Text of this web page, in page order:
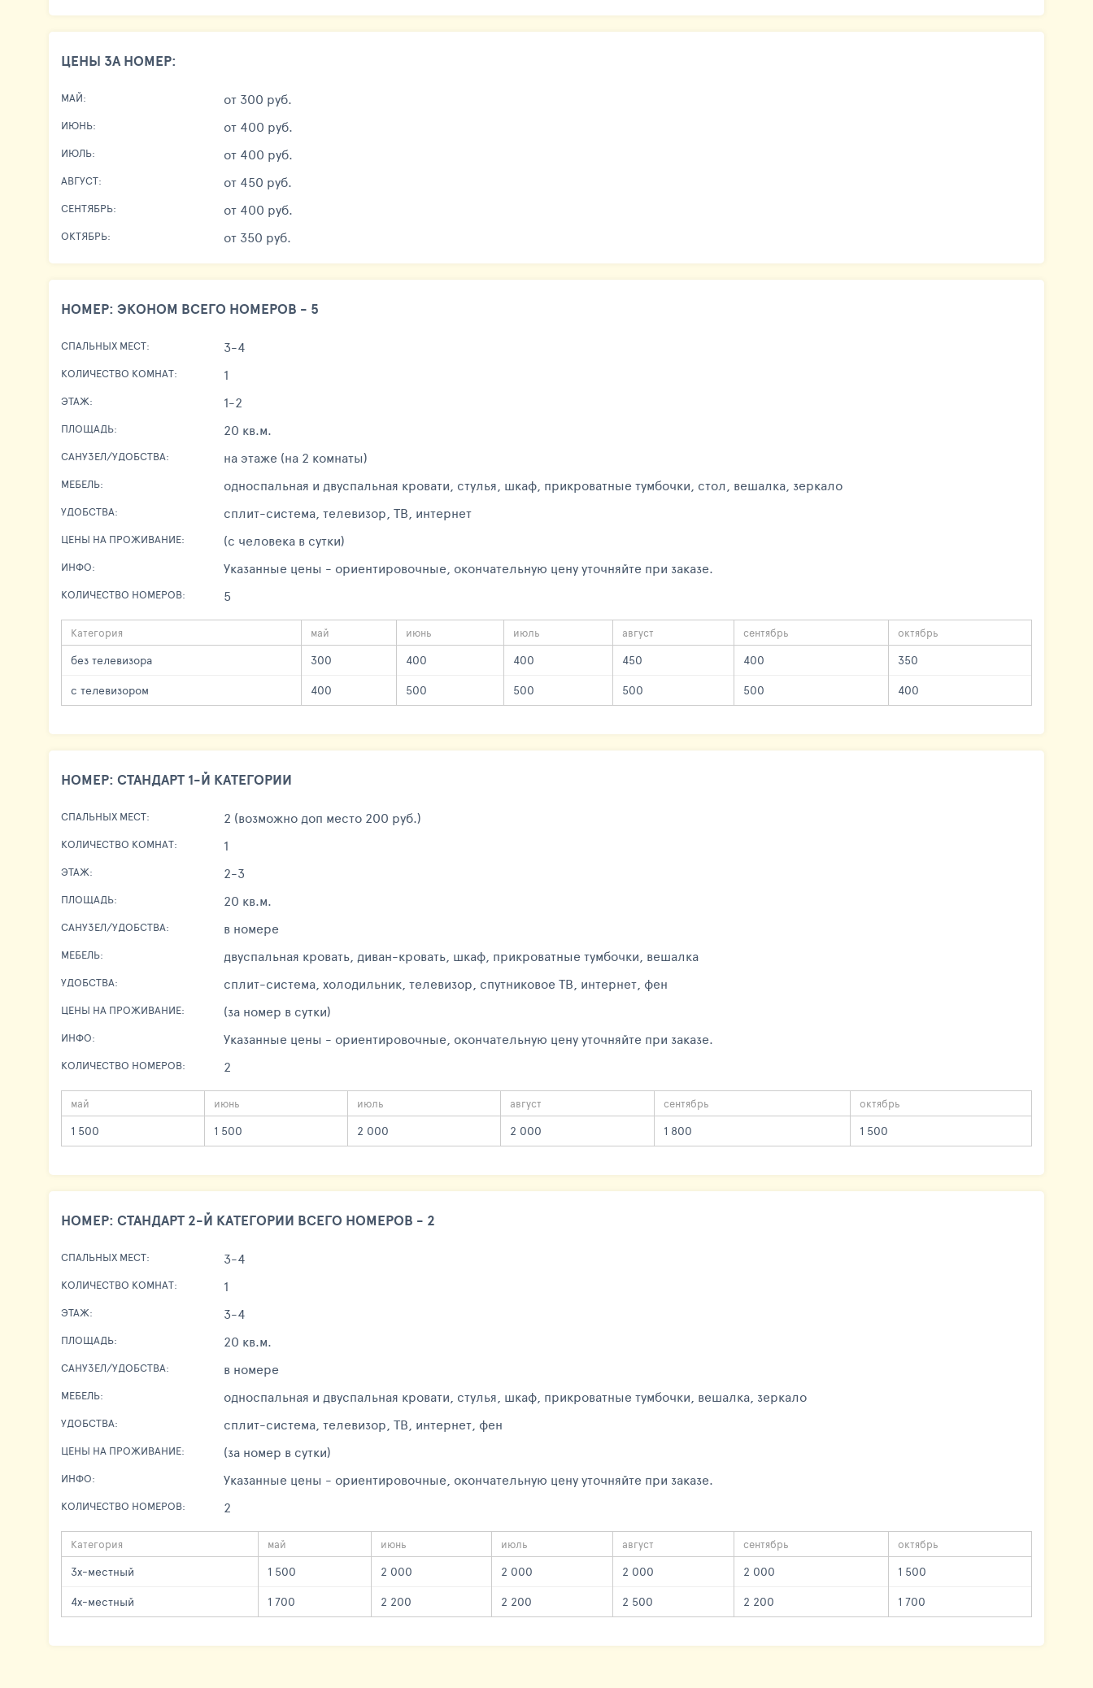
ЦЕНЫ ЗА НОМЕР:
МАЙ: от 300 руб.
ИЮНЬ: от 400 руб.
ИЮЛЬ: от 400 руб.
АВГУСТ: от 450 руб.
СЕНТЯБРЬ: от 400 руб.
ОКТЯБРЬ: от 350 руб.
НОМЕР: ЭКОНОМ ВСЕГО НОМЕРОВ - 5
СПАЛЬНЫХ МЕСТ: 3-4
КОЛИЧЕСТВО КОМНАТ: 1
ЭТАЖ: 1-2
ПЛОЩАДЬ: 20 кв.м.
САНУЗЕЛ/УДОБСТВА: на этаже (на 2 комнаты)
МЕБЕЛЬ: односпальная и двуспальная кровати, стулья, шкаф, прикроватные тумбочки, стол, вешалка, зеркало
УДОБСТВА: сплит-система, телевизор, ТВ, интернет
ЦЕНЫ НА ПРОЖИВАНИЕ: (с человека в сутки)
ИНФО: Указанные цены - ориентировочные, окончательную цену уточняйте при заказе.
КОЛИЧЕСТВО НОМЕРОВ: 5
Категория май июнь июль август сентябрь октябрь
без телевизора 300 400 400 450 400
350
с телевизором
400 500 500 500 500 400
НОМЕР: СТАНДАРТ 1-Й КАТЕГОРИИ
СПАЛЬНЫХ МЕСТ: 2 (возможно доп место 200 руб.)
КОЛИЧЕСТВО КОМНАТ: 1
ЭТАЖ: 2-3
ПЛОЩАДЬ: 20 кв.м.
САНУЗЕЛ/УДОБСТВА: в номере
МЕБЕЛЬ: двуспальная кровать, диван-кровать, шкаф, прикроватные тумбочки, вешалка
УДОБСТВА: сплит-система, холодильник, телевизор, спутниковое ТВ, интернет, фен
ЦЕНЫ НА ПРОЖИВАНИЕ: (за номер в сутки)
ИНФО: Указанные цены - ориентировочные, окончательную цену уточняйте при заказе.
КОЛИЧЕСТВО НОМЕРОВ: 2
май июнь июль август сентябрь октябрь
1 500 1 500 2 000 2 000 1 800 1 500
НОМЕР: СТАНДАРТ 2-Й КАТЕГОРИИ ВСЕГО НОМЕРОВ - 2
СПАЛЬНЫХ МЕСТ: 3-4
КОЛИЧЕСТВО КОМНАТ: 1
ЭТАЖ: 3-4
ПЛОЩАДЬ: 20 кв.м.
САНУЗЕЛ/УДОБСТВА: в номере
МЕБЕЛЬ: односпальная и двуспальная кровати, стулья, шкаф, прикроватные тумбочки, вешалка, зеркало
УДОБСТВА: сплит-система, телевизор, ТВ, интернет, фен
ЦЕНЫ НА ПРОЖИВАНИЕ: (за номер в сутки)
ИНФО: Указанные цены - ориентировочные, окончательную цену уточняйте при заказе.
КОЛИЧЕСТВО НОМЕРОВ: 2
Категория май июнь июль август сентябрь октябрь
3х-местный 1 500 2 000 2 000 2 000 2 000
1 500
4х-местный
1 700 2 200 2 200 2 500 2 200 1 700